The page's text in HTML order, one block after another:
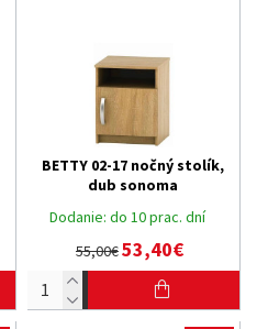
Dodanie: do 10 prac. dní
BETTY 02-17 nočný stolík,
dub sonoma
55,00€53,40€